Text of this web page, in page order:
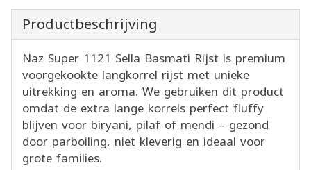
Productbeschrijving
Naz Super 1121 Sella Basmati Rijst is premium
voorgekookte langkorrel rijst met unieke
uitrekking en aroma. We gebruiken dit product
omdat de extra lange korrels perfect fluffy
blijven voor biryani, pilaf of mendi – gezond
door parboiling, niet kleverig en ideaal voor
grote families.